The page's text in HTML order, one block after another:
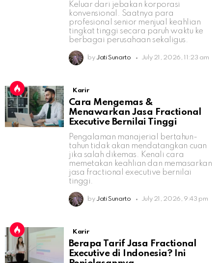
Keluar dari jebakan korporasi
konvensional. Saatnya para
profesional senior menjual keahlian
tingkat tinggi secara paruh waktu ke
berbagai perusahaan sekaligus.
by Jati Sunarto July 21, 2026, 11:23 am
Karir
Cara Mengemas &
Menawarkan Jasa Fractional
Executive Bernilai Tinggi
Pengalaman manajerial bertahun-
tahun tidak akan mendatangkan cuan
jika salah dikemas. Kenali cara
memetakan keahlian dan memasarkan
jasa fractional executive bernilai
tinggi.
by Jati Sunarto July 21, 2026, 9:43 pm
Karir
Berapa Tarif Jasa Fractional
Executive di Indonesia? Ini